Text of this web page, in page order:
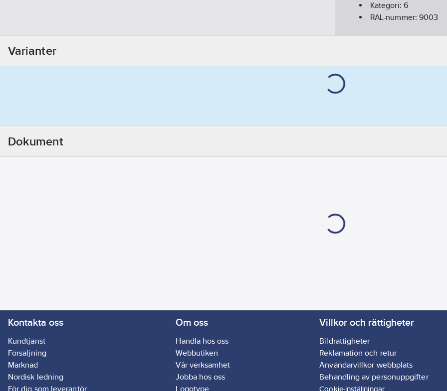
Kategori: 6
RAL-nummer: 9003
Varianter
Dokument
Kontakta oss
Kundtjänst
Försäljning
Marknad
Nordisk ledning
För dig som leverantör
Om oss
Handla hos oss
Webbutiken
Vår verksamhet
Jobba hos oss
Logotype
Villkor och rättigheter
Bildrättigheter
Reklamation och retur
Användarvillkor webbplats
Behandling av personuppgifter
Cookie-inställningar